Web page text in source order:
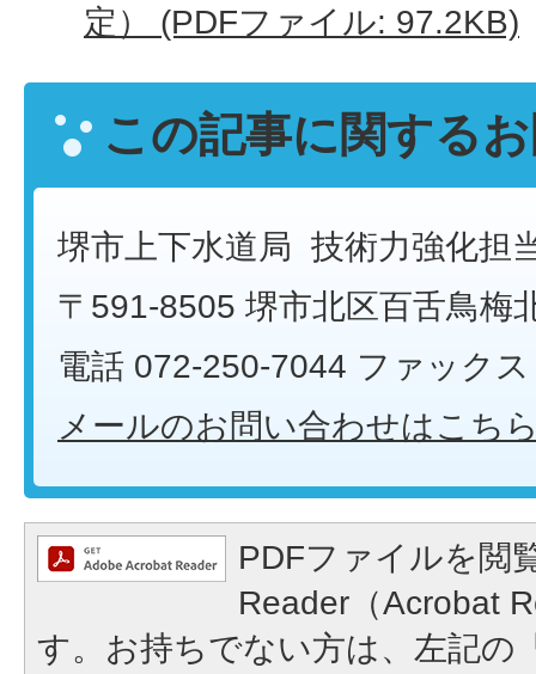
定） (PDFファイル: 97.2KB)
この記事に関する
堺市上下水道局 技術力強化担
〒591-8505 堺市北区百舌鳥梅
電話 072-250-7044 ファック
メールのお問い合わせはこち
PDFファイルを閲
Reader（Acrobat
す。お持ちでない方は、左記の